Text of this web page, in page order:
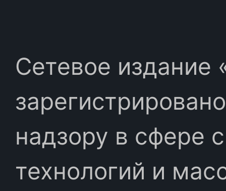
Сетевое издание
надзору в сфере
технологий и